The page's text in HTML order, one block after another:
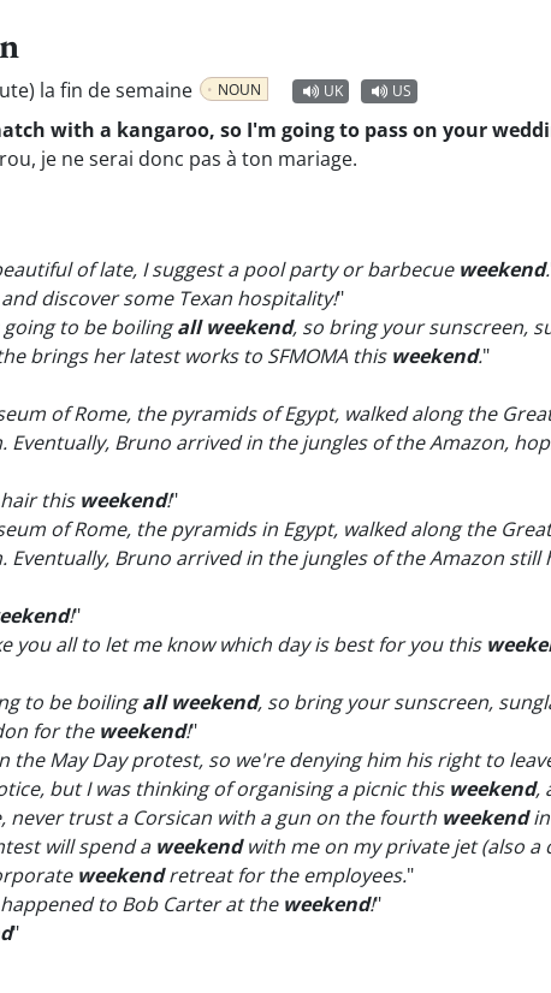
la fin de semaine NOUN UK US
with a kangaroo, so I'm going to pass on your
je ne serai donc pas à ton mariage.
of late, I suggest a pool party or barbecue weekend.
discover some Texan hospitality!"
to be boilingall weekend, so bring your sunscreen,
brings her latest works to SFMOMA this weekend."
of Rome, the pyramids of Egypt, walked along the
Eventually, Bruno arrived in the jungles of the Amazon,
this weekend!"
of Rome, the pyramids in Egypt, walked along the
Eventually, Bruno arrived in the jungles of the Amazon
!"
you all to let me know which day is best for you this
to be boilingall weekend, so bring your sunscreen,
for the weekend!"
the May Day protest, so we're denying him his right to
but I was thinking of organising a picnic this weekend,
never trust a Corsican with a gun on the fourth weekendin
will spend a weekendwith me on my private jet (also a
weekendretreat for the employees."
to Bob Carter at the weekend!"
"